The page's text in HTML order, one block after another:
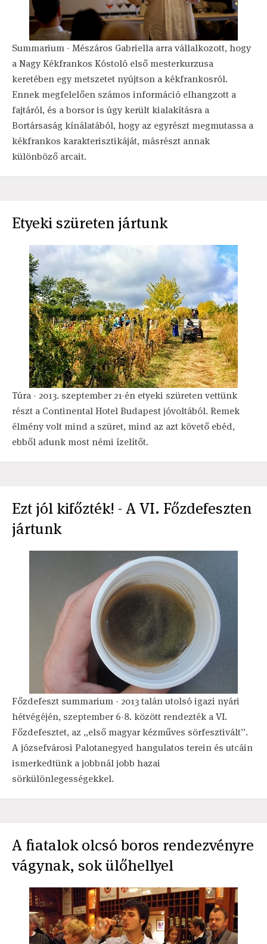
Summarium - Mészáros Gabriella arra vállalkozott, hogy
a Nagy Kékfrankos Kóstoló első mesterkurzusa
keretében egy metszetet nyújtson a kékfrankosról.
Ennek megfelelően számos információ elhangzott a
fajtáról, és a borsor is úgy került kialakításra a
Bortársaság kínálatából, hogy az egyrészt megmutassa a
kékfrankos karakterisztikáját, másrészt annak
különböző arcait.
Etyeki szüreten jártunk
Túra - 2013. szeptember 21-én etyeki szüreten vettünk
részt a Continental Hotel Budapest jóvoltából. Remek
élmény volt mind a szüret, mind az azt követő ebéd,
ebből adunk most némi ízelítőt.
Ezt jól kifőzték! - A VI. Főzdefeszten
jártunk
Főzdefeszt summarium - 2013 talán utolsó igazi nyári
hétvégéjén, szeptember 6-8. között rendezték a VI.
Főzdefesztet, az „első magyar kézműves sörfesztivált”.
A józsefvárosi Palotanegyed hangulatos terein és utcáin
ismerkedtünk a jobbnál jobb hazai
sörkülönlegességekkel.
A fiatalok olcsó boros rendezvényre
vágynak, sok ülőhellyel